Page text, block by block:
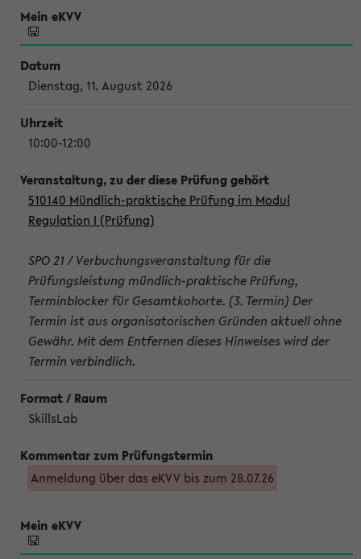
Dienstag, 11. August 2026
10:00-12:00
510140 Mündlich-praktische Prüfung im Modul
Regulation I (Prüfung)
SPO 21 / Verbuchungsveranstaltung für die
Prüfungsleistung mündlich-praktische Prüfung,
Terminblocker für Gesamtkohorte. (3. Termin) Der
Termin ist aus organisatorischen Gründen aktuell ohne
Gewähr. Mit dem Entfernen dieses Hinweises wird der
Termin verbindlich.
SkillsLab
Anmeldung über das eKVV bis zum 28.07.26